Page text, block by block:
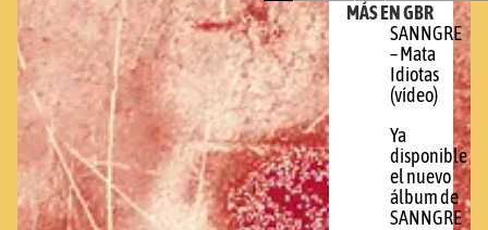
MÁS EN GBR
SANNGRE
– Mata
Idiotas
(vídeo)
Ya
disponible
el nuevo
álbum de
SANNGRE